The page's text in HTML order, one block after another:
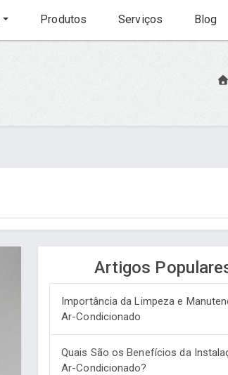
Produtos Serviços Blog
Artigos
Importância da Limpeza e
Ar-Condicionado
Quais São os Benefícios da
Ar-Condicionado?